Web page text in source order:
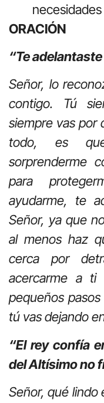
ORACIÓN
“Te
Señor, lo
contigo. Tú
siempre vas por
todo, es
sorprenderme
para
ayudarme, te
Señor, ya que
al menos haz
cerca por
acercarme a
pequeños
tú vas dejando
“El rey confía
del Altísimo no
Señor, qué lindo